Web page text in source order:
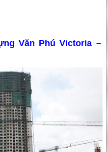
Văn Phú Victoria –